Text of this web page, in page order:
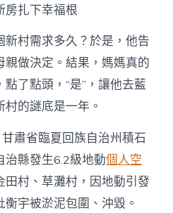
房扎下幸福根
新村需求多久？於是，他告
做決定。結果，媽媽真的
了點頭，“是”，讓他去藍
的謎底是一年。
肅省臨夏回族自治州積石
治縣發生6.2級地動個人空
田村、草灘村，因地動引發
宇被淤泥包圍、沖毀。